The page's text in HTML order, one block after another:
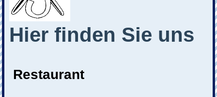
Hier finden Sie uns
Restaurant